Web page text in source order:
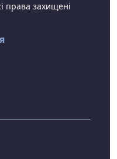
права захищені